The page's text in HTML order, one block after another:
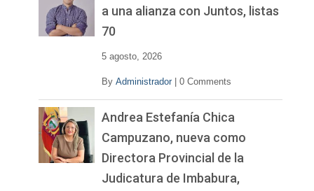
a una alianza con Juntos, listas
70
5 agosto, 2026
By Administrador 0 Comments
Andrea Estefanía Chica
Campuzano, nueva como
Directora Provincial de la
Judicatura de Imbabura,